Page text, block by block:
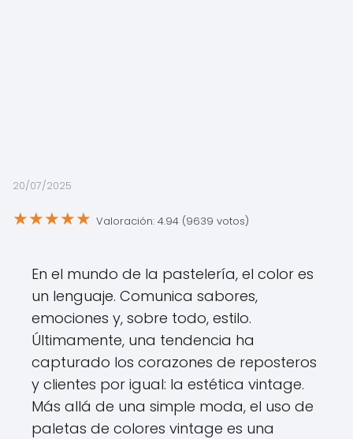
20/07/2025
★★★★★ Valoración: 4.94 (9639 votos)
En el mundo de la pastelería, el color es
un lenguaje. Comunica sabores,
emociones y, sobre todo, estilo.
Últimamente, una tendencia ha
capturado los corazones de reposteros
y clientes por igual: la estética vintage.
Más allá de una simple moda, el uso de
paletas de colores vintage es una